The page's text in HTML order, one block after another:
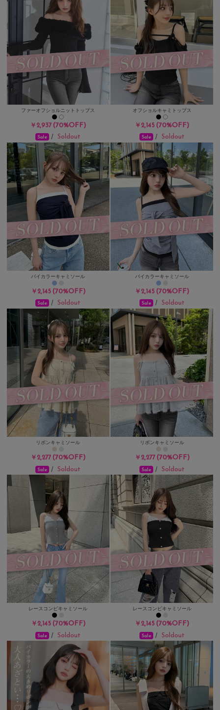
ファーオフショルニットトップス
￥2,937(70%OFF)
オフショルキャミトップス
￥2,145(70%OFF)
Sale /Soldout
バイカラーキャミソール
￥2,145(70%OFF)
Sale / Soldout
バイカラーキャミソール
￥2,145(70%OFF)
Sale /Soldout
リボンキャミソール
￥2,277(70%OFF)
Sale / Soldout
リボンキャミソール
￥2,277(70%OFF)
Sale /Soldout
レースコンビキャミソール
￥2,145(70%OFF)
Sale / Soldout
レースコンビキャミソール
￥2,145(70%OFF)
Sale /Soldout Sale / Soldout